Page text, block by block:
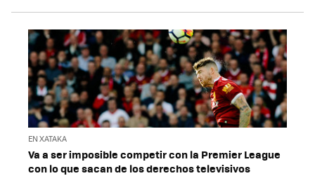
EN XATAKA
Va a ser imposible competir con la Premier League
con lo que sacan de los derechos televisivos